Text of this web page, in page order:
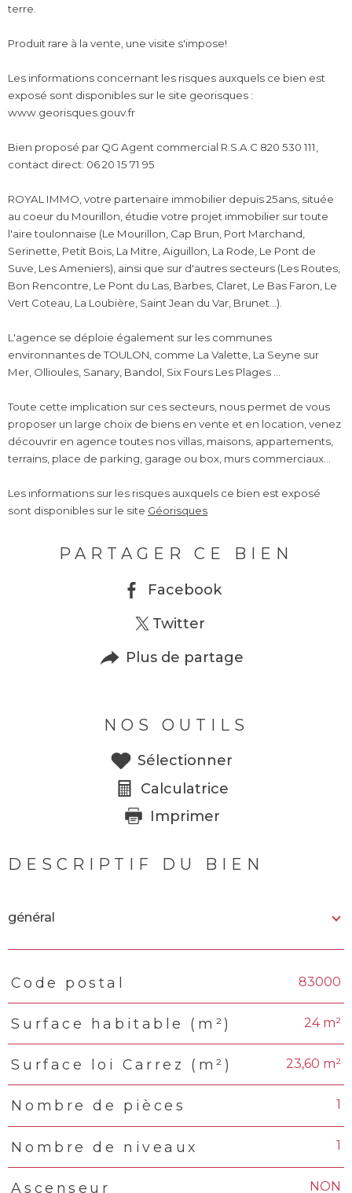
terre.
Produit rare à la vente, une visite s'impose!
Les informations concernant les risques auxquels ce bien est
exposé sont disponibles sur le site georisques :
www.georisques.gouv.fr
Bien proposé par QG Agent commercial R.S.A.C 820 530 111,
contact direct: 06 20 15 71 95
ROYAL IMMO, votre partenaire immobilier depuis 25ans, située
au coeur du Mourillon, étudie votre projet immobilier sur toute
l'aire toulonnaise (Le Mourillon, Cap Brun, Port Marchand,
Serinette, Petit Bois, La Mitre, Aiguillon, La Rode, Le Pont de
Suve, Les Ameniers), ainsi que sur d'autres secteurs (Les Routes,
Bon Rencontre, Le Pont du Las, Barbes, Claret, Le Bas Faron, Le
Vert Coteau, La Loubière, Saint Jean du Var, Brunet...).
L'agence se déploie également sur les communes
environnantes de TOULON, comme La Valette, La Seyne sur
Mer, Ollioules, Sanary, Bandol, Six Fours Les Plages ...
Toute cette implication sur ces secteurs, nous permet de vous
proposer un large choix de biens en vente et en location, venez
découvrir en agence toutes nos villas, maisons, appartements,
terrains, place de parking, garage ou box, murs commerciaux...
Les informations sur les risques auxquels ce bien est exposé
sont disponibles sur le site Géorisques
PARTAGER CE BIEN
Facebook
Twitter
Plus de partage
NOS OUTILS
Sélectionner
Calculatrice
Imprimer
DESCRIPTIF DU BIEN
général
TRAD_PAMPERO_Caracteristique
Code postal 83000
Surface habitable (m²) 24 m²
Surface loi Carrez (m²) 23,60 m²
Nombre de pièces 1
Nombre de niveaux 1
Ascenseur NON